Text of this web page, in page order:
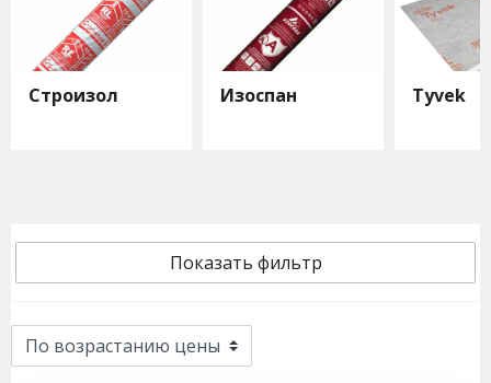
Строизол Изоспан Tyvek
Показать фильтр